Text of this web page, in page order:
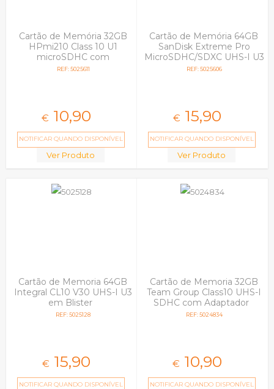
Cartão de Memória 32GB
HPmi210 Class 10 U1
microSDHC com
Adaptador
REF: 5025611
€ 10,90
NOTIFICAR QUANDO DISPONÍVEL
Ver Produto
Cartão de Memória 64GB
SanDisk Extreme Pro
MicroSDHC/SDXC UHS-I U3
V30
REF: 5025606
€ 15,90
NOTIFICAR QUANDO DISPONÍVEL
Ver Produto
Cartão de Memoria 64GB
Integral CL10 V30 UHS-I U3
em Blister
REF: 5025128
€ 15,90
NOTIFICAR QUANDO DISPONÍVEL
Cartão de Memoria 32GB
Team Group Class10 UHS-I
SDHC com Adaptador
REF: 5024834
€ 10,90
NOTIFICAR QUANDO DISPONÍVEL